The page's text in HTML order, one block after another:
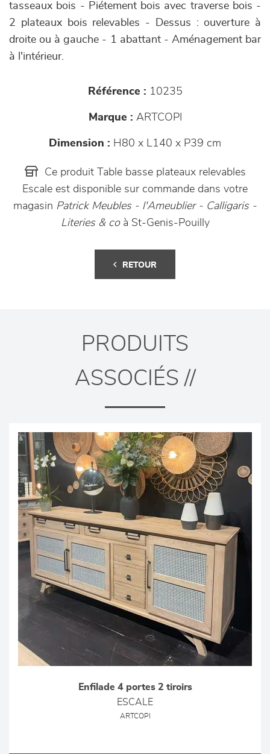
tasseaux bois - Piétement bois avec traverse bois -
2 plateaux bois relevables - Dessus : ouverture à
droite ou à gauche - 1 abattant - Aménagement bar
à l'intérieur.
Référence : 10235
Marque : ARTCOPI
Dimension : H80 x L140 x P39 cm
Ce produit Table basse plateaux relevables
Escale est disponible sur commande dans votre
magasin Patrick Meubles - l'Ameublier - Calligaris -
Literies & coà St-Genis-Pouilly
RETOUR
PRODUITS
ASSOCIÉS //
Enfilade 4 portes 2 tiroirs
ESCALE
ARTCOPI